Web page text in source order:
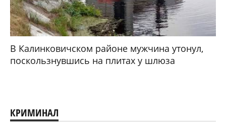
В Калинковичском районе мужчина утонул,
поскользнувшись на плитах у шлюза
КРИМИНАЛ